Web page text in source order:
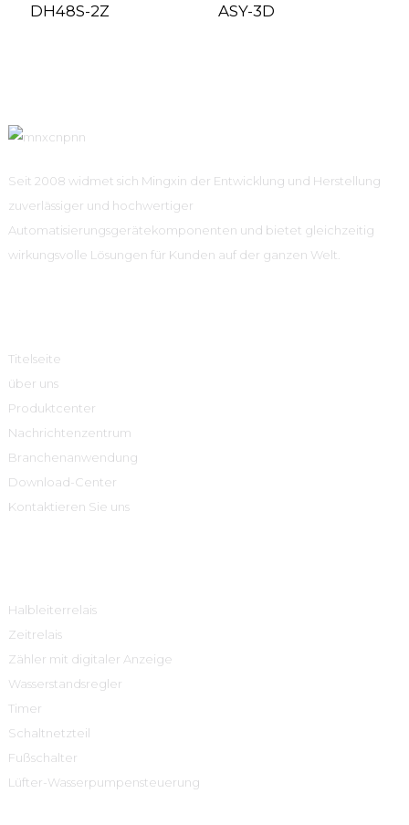
DH48S-2Z ASY-3D
Seit 2008 widmet sich Mingxin der Entwicklung und Herstellung
zuverlässiger und hochwertiger
Automatisierungsgerätekomponenten und bietet gleichzeitig
wirkungsvolle Lösungen für Kunden auf der ganzen Welt.
Titelseite
über uns
Produktcenter
Nachrichtenzentrum
Branchenanwendung
Download-Center
Kontaktieren Sie uns
Halbleiterrelais
Zeitrelais
Zähler mit digitaler Anzeige
Wasserstandsregler
Timer
Schaltnetzteil
Fußschalter
Lüfter-Wasserpumpensteuerung